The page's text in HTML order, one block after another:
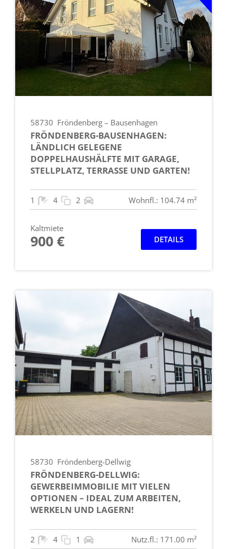
58730 Fröndenberg – Bausenhagen
FRÖNDENBERG-BAUSENHAGEN:
LÄNDLICH GELEGENE
DOPPELHAUSHÄLFTE MIT GARAGE,
STELLPLATZ, TERRASSE UND GARTEN!
1 4 2 Wohnfl.: 104.74 m²
Kaltmiete
900 € DETAILS
58730 Fröndenberg-Dellwig
FRÖNDENBERG-DELLWIG:
GEWERBEIMMOBILIE MIT VIELEN
OPTIONEN – IDEAL ZUM ARBEITEN,
WERKELN UND LAGERN!
2 4 1 Nutz.fl.: 171.00 m²